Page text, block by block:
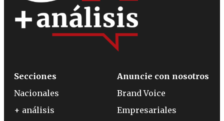
Secciones
Nacionales
+ análisis
Anuncie con nosotros
Brand Voice
Empresariales